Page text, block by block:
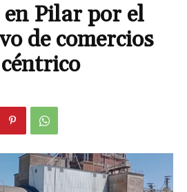
Pilar por el
de comercios